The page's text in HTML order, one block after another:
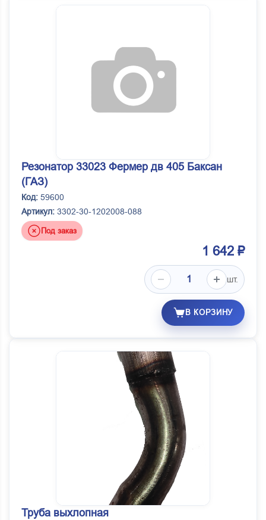
Резонатор 33023 Фермер дв 405 Баксан
(ГАЗ)
Код: 59600
Артикул: 3302-30-1202008-088
Под заказ
1 642 ₽
шт.
В КОРЗИНУ
Труба выхлопная